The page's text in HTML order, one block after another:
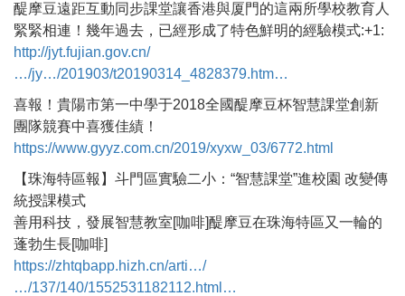
醍摩豆遠距互動同步課堂讓香港與厦門的這兩所學校教育人
緊緊相連！幾年過去，已經形成了特色鮮明的經驗模式:+1:
http://jyt.fujian.gov.cn/
…/jy…/201903/t20190314_4828379.htm…
喜報！貴陽市第一中學于2018全國醍摩豆杯智慧課堂創新
團隊競賽中喜獲佳績！
https://www.gyyz.com.cn/2019/xyxw_03/6772.html
【珠海特區報】斗門區實驗二小：“智慧課堂”進校園 改變傳
統授課模式
善用科技，發展智慧教室[咖啡]醍摩豆在珠海特區又一輪的
蓬勃生長[咖啡]
https://zhtqbapp.hizh.cn/arti…/
…/137/140/1552531182112.html…